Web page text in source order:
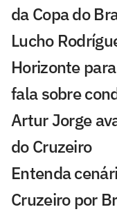
da Copa do
Lucho
Horizonte
fala sobre
Artur Jorge
do Cruzeiro
Entenda
Cruzeiro por